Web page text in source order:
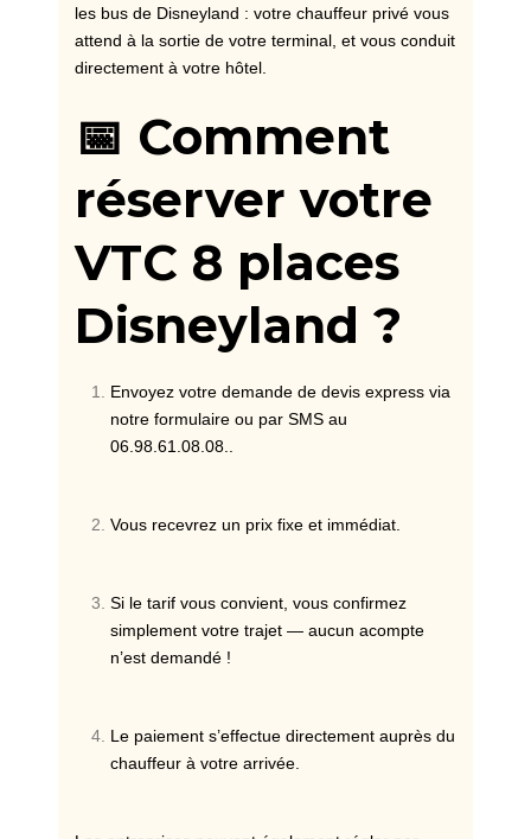
les bus de Disneyland : votre chauffeur privé vous
attend à la sortie de votre terminal, et vous conduit
directement à votre hôtel.
📅 Comment
réserver votre
VTC 8 places
Disneyland ?
Envoyez votre demande de devis express via
notre formulaire ou par SMS au
06.98.61.08.08..
Vous recevrez un prix fixe et immédiat.
Si le tarif vous convient, vous confirmez
simplement votre trajet — aucun acompte
n’est demandé !
Le paiement s’effectue directement auprès du
chauffeur à votre arrivée.